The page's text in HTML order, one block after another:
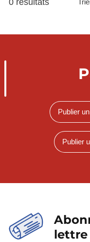
Publier
Publier